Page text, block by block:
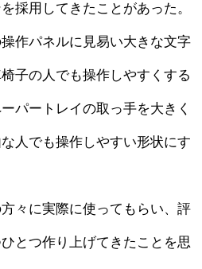
採用してきたことがあった。
作パネルに見易い大きな文字
子の人でも操作しやすくする
パートレイの取っ手を大きく
人でも操作しやすい形状にす
々に実際に使ってもらい、評
とつ作り上げてきたことを思